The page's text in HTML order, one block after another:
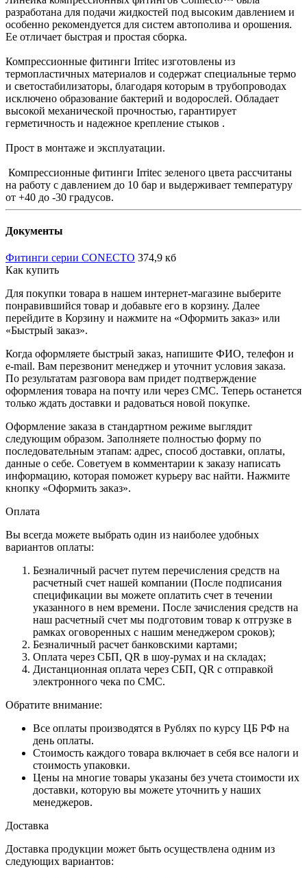
разработана для подачи жидкостей под высоким давлением и
особенно рекомендуется для систем автополива и орошения.
Ее отличает быстрая и простая сборка.
Компрессионные фитинги Irritec изготовлены из
термопластичных материалов и содержат специальные термо
и светостабилизаторы, благодаря которым в трубопроводах
исключено образование бактерий и водорослей. Обладает
высокой механической прочностью, гарантирует
герметичность и надежное крепление стыков .
Прост в монтаже и эксплуатации.
Компрессионные фитинги Irritec зеленого цвета рассчитаны
на работу с давлением до 10 бар и выдерживает температуру
от +40 до -30 градусов.
Документы
Фитинги серии CONECTO 374,9 кб
Как купить
Для покупки товара в нашем интернет-магазине выберите
понравившийся товар и добавьте его в корзину. Далее
перейдите в Корзину и нажмите на «Оформить заказ» или
«Быстрый заказ».
Когда оформляете быстрый заказ, напишите ФИО, телефон и
e-mail. Вам перезвонит менеджер и уточнит условия заказа.
По результатам разговора вам придет подтверждение
оформления товара на почту или через СМС. Теперь останется
только ждать доставки и радоваться новой покупке.
Оформление заказа в стандартном режиме выглядит
следующим образом. Заполняете полностью форму по
последовательным этапам: адрес, способ доставки, оплаты,
данные о себе. Советуем в комментарии к заказу написать
информацию, которая поможет курьеру вас найти. Нажмите
кнопку «Оформить заказ».
Оплата
Вы всегда можете выбрать один из наиболее удобных
вариантов оплаты:
Безналичный расчет путем перечисления средств на
расчетный счет нашей компании (После подписания
спецификации вы можете оплатить счет в течении
указанного в нем времени. После зачисления средств на
наш расчетный счет мы подготовим товар к отгрузке в
рамках оговоренных с нашим менеджером сроков);
Безналичный расчет банковскими картами;
Оплата через СБП, QR в шоу-румах и на складах;
Дистанционная оплата через СБП, QR с отправкой
электронного чека по СМС.
Обратите внимание:
Все оплаты производятся в Рублях по курсу ЦБ РФ на
день оплаты.
Стоимость каждого товара включает в себя все налоги и
стоимость упаковки.
Цены на многие товары указаны без учета стоимости их
доставки, которую вы можете уточнить у наших
менеджеров.
Доставка
Доставка продукции может быть осуществлена одним из
следующих вариантов: